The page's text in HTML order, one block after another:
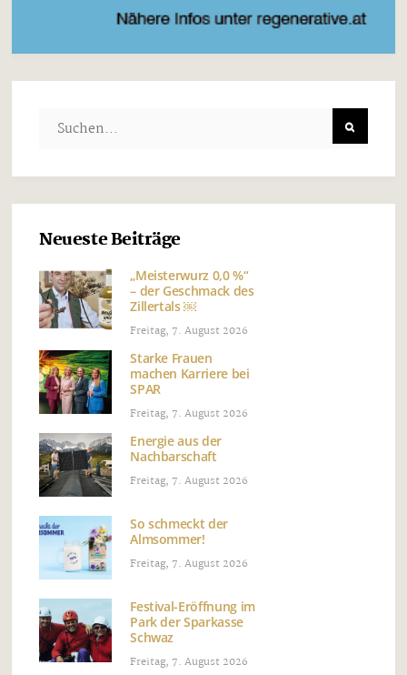
Neueste Beiträge
„Meisterwurz 0,0 %“
– der Geschmack des
Zillertals ￼
Freitag, 7. August 2026
Starke Frauen
machen Karriere bei
SPAR
Freitag, 7. August 2026
Energie aus der
Nachbarschaft
Freitag, 7. August 2026
So schmeckt der
Almsommer!
Freitag, 7. August 2026
Festival-Eröffnung im
Park der Sparkasse
Schwaz
Freitag, 7. August 2026